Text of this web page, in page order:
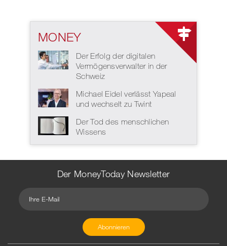
MONEY
Der Erfolg der digitalen
Vermögensverwalter in der
Schweiz
Michael Eidel verlässt Yapeal
und wechselt zu Twint
Der Tod des menschlichen
Wissens
Der MoneyToday Newsletter